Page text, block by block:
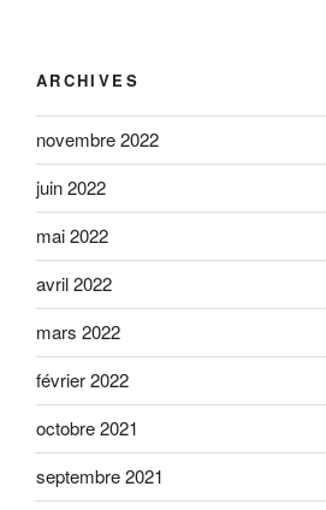
ARCHIVES
novembre 2022
juin 2022
mai 2022
avril 2022
mars 2022
février 2022
octobre 2021
septembre 2021